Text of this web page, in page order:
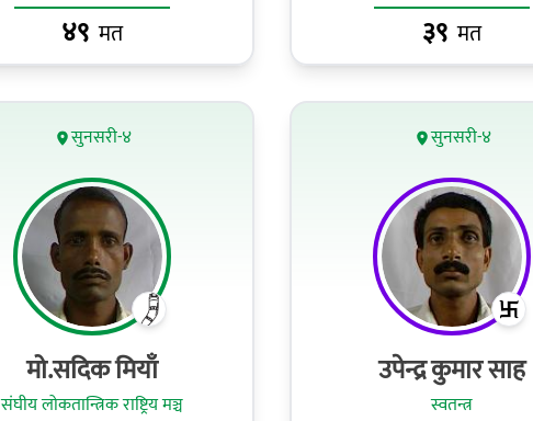
४९ मत ३९ मत
सुनसरी-४
मो.सदिक मियाँ
संघीय लोकतान्त्रिक राष्ट्रिय मञ्च
सुनसरी-४
उपेन्द्र कुमार साह
स्वतन्त्र